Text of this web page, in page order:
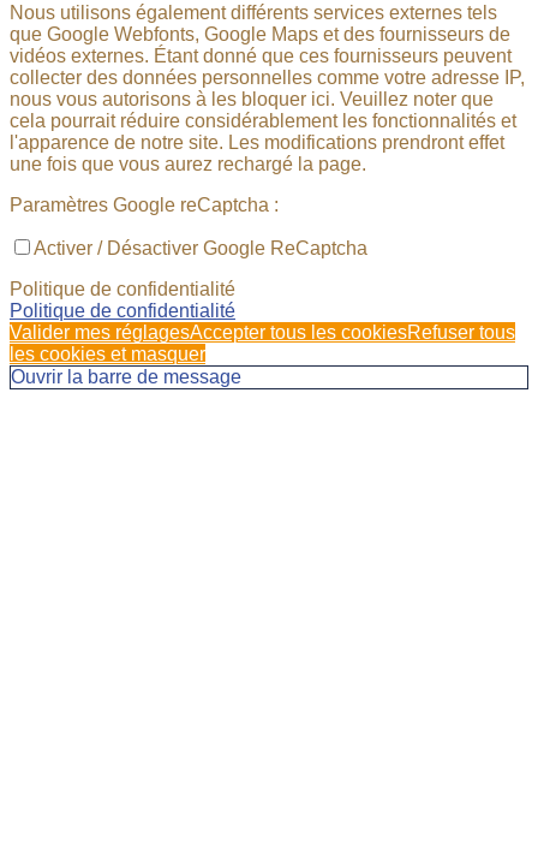
Nous utilisons également différents services externes tels
que Google Webfonts, Google Maps et des fournisseurs de
vidéos externes. Étant donné que ces fournisseurs peuvent
collecter des données personnelles comme votre adresse IP,
nous vous autorisons à les bloquer ici. Veuillez noter que
cela pourrait réduire considérablement les fonctionnalités et
l'apparence de notre site. Les modifications prendront effet
une fois que vous aurez rechargé la page.
Paramètres Google reCaptcha :
Activer / Désactiver Google ReCaptcha
Politique de confidentialité
Politique de confidentialité
Valider mes réglagesAccepter tous les cookiesRefuser tous
les cookies et masquer
Ouvrir la barre de message